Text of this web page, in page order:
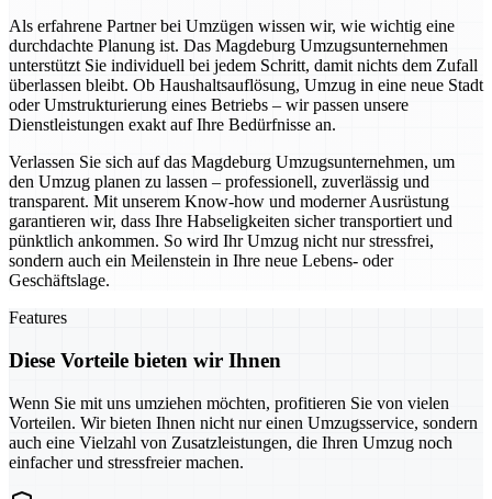
Als erfahrene Partner bei Umzügen wissen wir, wie wichtig eine
durchdachte Planung ist. Das Magdeburg Umzugsunternehmen
unterstützt Sie individuell bei jedem Schritt, damit nichts dem Zufall
überlassen bleibt. Ob Haushaltsauflösung, Umzug in eine neue Stadt
oder Umstrukturierung eines Betriebs – wir passen unsere
Dienstleistungen exakt auf Ihre Bedürfnisse an.
Verlassen Sie sich auf das Magdeburg Umzugsunternehmen, um
den Umzug planen zu lassen – professionell, zuverlässig und
transparent. Mit unserem Know-how und moderner Ausrüstung
garantieren wir, dass Ihre Habseligkeiten sicher transportiert und
pünktlich ankommen. So wird Ihr Umzug nicht nur stressfrei,
sondern auch ein Meilenstein in Ihre neue Lebens- oder
Geschäftslage.
Features
Diese Vorteile bieten wir Ihnen
Wenn Sie mit uns umziehen möchten, profitieren Sie von vielen
Vorteilen. Wir bieten Ihnen nicht nur einen Umzugsservice, sondern
auch eine Vielzahl von Zusatzleistungen, die Ihren Umzug noch
einfacher und stressfreier machen.